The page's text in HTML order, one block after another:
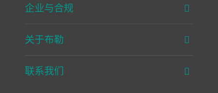
企业与合规
关于布勒
联系我们